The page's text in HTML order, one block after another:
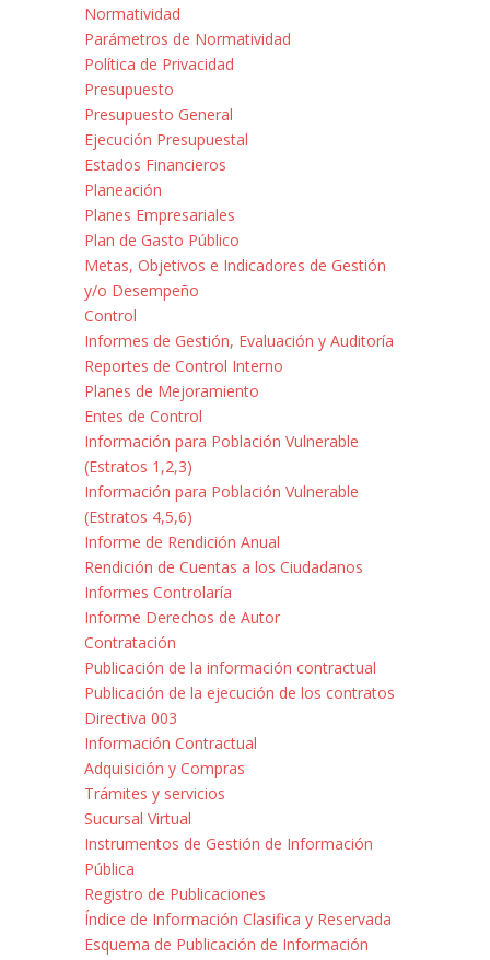
Normatividad
Parámetros de Normatividad
Política de Privacidad
Presupuesto
Presupuesto General
Ejecución Presupuestal
Estados Financieros
Planeación
Planes Empresariales
Plan de Gasto Público
Metas, Objetivos e Indicadores de Gestión
y/o Desempeño
Control
Informes de Gestión, Evaluación y Auditoría
Reportes de Control Interno
Planes de Mejoramiento
Entes de Control
Información para Población Vulnerable
(Estratos 1,2,3)
Información para Población Vulnerable
(Estratos 4,5,6)
Informe de Rendición Anual
Rendición de Cuentas a los Ciudadanos
Informes Controlaría
Informe Derechos de Autor
Contratación
Publicación de la información contractual
Publicación de la ejecución de los contratos
Directiva 003
Información Contractual
Adquisición y Compras
Trámites y servicios
Sucursal Virtual
Instrumentos de Gestión de Información
Pública
Registro de Publicaciones
Índice de Información Clasifica y Reservada
Esquema de Publicación de Información